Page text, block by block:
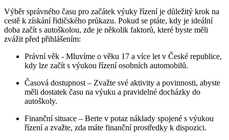
Výběr správného času pro začátek výuky řízení je důležitý ‍krok na
cestě k získání řidičského průkazu. ⁤Pokud se‍ ptáte, ⁤kdy ⁢je ideální
doba začít⁤ s autoškolou, ⁣zde je několik faktorů,‌ které byste měli
zvážit před přihlášením:
Právní věk ​- Mluvíme o věku ‌17 ‍a více let v České republice,
kdy⁢ lze ‍začít s⁣ výukou‌ řízení ‌osobních automobilů.
Časová dostupnost⁤ – Zvažte své⁤ aktivity a povinnosti,​ abyste‍
měli dostatek času na výuku‍ a pravidelné docházky do
autoškoly.
Finanční situace⁣ – Berte v ‍potaz náklady spojené s výukou
řízení a⁢ zvažte, zda máte ⁢finanční prostředky k dispozici.